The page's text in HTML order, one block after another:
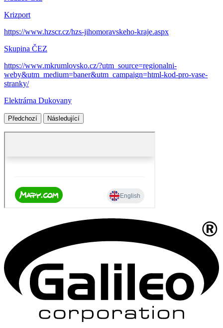
Krizport
https://www.hzscr.cz/hzs-jihomoravskeho-kraje.aspx
Skupina ČEZ
https://www.mkrumlovsko.cz/?utm_source=regionalni-
weby&utm_medium=baner&utm_campaign=html-kod-pro-vase-
stranky/
Elektrárna Dukovany
Předchozí Následující